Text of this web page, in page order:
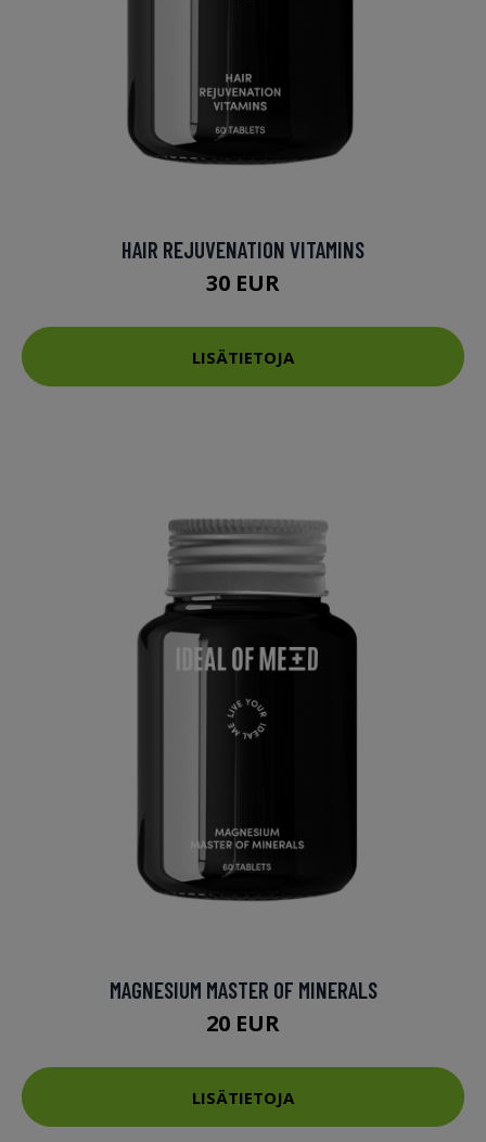
HAIR REJUVENATION VITAMINS
30 EUR
LISÄTIETOJA
MAGNESIUM MASTER OF MINERALS
20 EUR
LISÄTIETOJA